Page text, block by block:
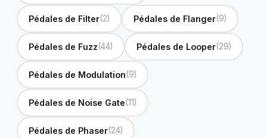
Pédales de Filter(2) Pédales de Flanger(9)
Pédales de Fuzz(44) Pédales de Looper(29)
Pédales de Modulation(9)
Pédales de Noise Gate(11)
Pédales de Phaser(24)